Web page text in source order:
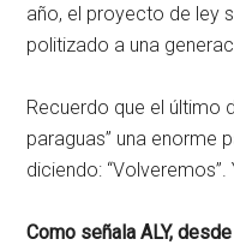
año, el proyecto de ley
politizado a una
Recuerdo que el último
paraguas” una enorme
diciendo:
Como señala ALY,